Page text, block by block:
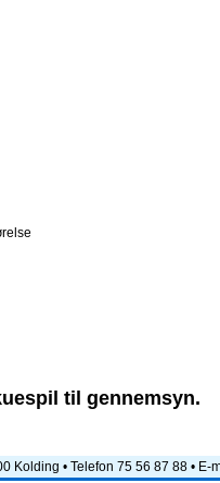
til gennemsyn.
Kolding • Telefon 75 56 87 88 • E-